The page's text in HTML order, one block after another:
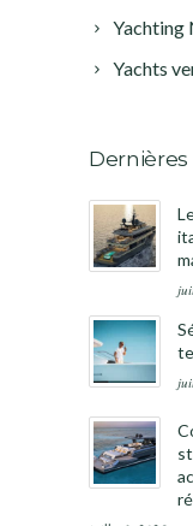
Yachting
Yachts
Dernières